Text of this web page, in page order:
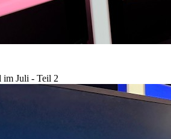
im Juli - Teil 2